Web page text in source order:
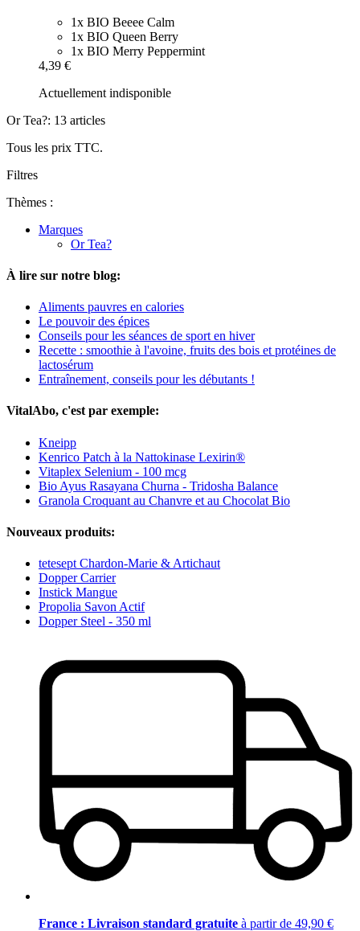
1x BIO Beeee Calm
1x BIO Queen Berry
1x BIO Merry Peppermint
4,39 €
Actuellement indisponible
Or Tea?: 13 articles
Tous les prix TTC.
Filtres
Thèmes :
Marques
Or Tea?
À lire sur notre blog:
Aliments pauvres en calories
Le pouvoir des épices
Conseils pour les séances de sport en hiver
Recette : smoothie à l'avoine, fruits des bois et protéines de
lactosérum
Entraînement, conseils pour les débutants !
VitalAbo, c'est par exemple:
Kneipp
Kenrico Patch à la Nattokinase Lexirin®
Vitaplex Selenium - 100 mcg
Bio Ayus Rasayana Churna - Tridosha Balance
Granola Croquant au Chanvre et au Chocolat Bio
Nouveaux produits:
tetesept Chardon-Marie & Artichaut
Dopper Carrier
Instick Mangue
Propolia Savon Actif
Dopper Steel - 350 ml
France : Livraison standard gratuite à partir de 49,90 €